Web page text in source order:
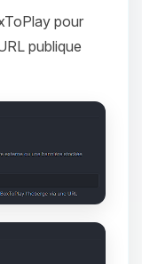
pour
publique